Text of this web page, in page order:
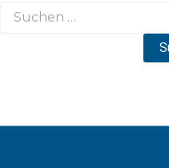
Suchen
nach: